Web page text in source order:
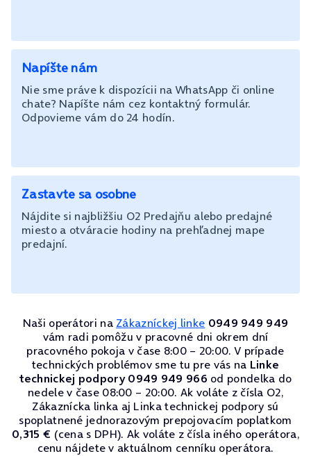
Napíšte nám
Nie sme práve k dispozícii na WhatsApp či online
chate? Napíšte nám cez kontaktný formulár.
Odpovieme vám do 24 hodín.
Zastavte sa osobne
Nájdite si najbližšiu O2 Predajňu alebo predajné
miesto a otváracie hodiny na prehľadnej mape
predajní.
Naši operátori na Zákazníckej linke 0949 949 949
vám radi pomôžu v pracovné dni okrem dní
pracovného pokoja v čase 8:00 – 20:00. V prípade
technických problémov sme tu pre vás na Linke
technickej podpory 0949 949 966 od pondelka do
nedele v čase 08:00 – 20:00. Ak voláte z čísla O2,
Zákaznícka linka aj Linka technickej podpory sú
spoplatnené jednorazovým prepojovacím poplatkom
0,315 € (cena s DPH). Ak voláte z čísla iného operátora,
cenu nájdete v aktuálnom cenníku operátora.